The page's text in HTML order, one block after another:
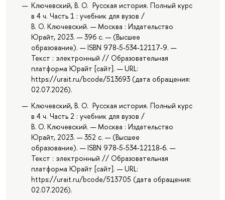
Ключевский, В. О. Русская история. Полный курс
в 4 ч. Часть 1 : учебник для вузов /
В. О. Ключевский. — Москва : Издательство
Юрайт, 2023. — 396 с. — (Высшее
образование). — ISBN 978-5-534-12117-9. —
Текст : электронный // Образовательная
платформа Юрайт [сайт]. — URL:
https://urait.ru/bcode/513693 (дата обращения:
02.07.2026).
Ключевский, В. О. Русская история. Полный курс
в 4 ч. Часть 2 : учебник для вузов /
В. О. Ключевский. — Москва : Издательство
Юрайт, 2023. — 352 с. — (Высшее
образование). — ISBN 978-5-534-12118-6. —
Текст : электронный // Образовательная
платформа Юрайт [сайт]. — URL:
https://urait.ru/bcode/513705 (дата обращения:
02.07.2026).